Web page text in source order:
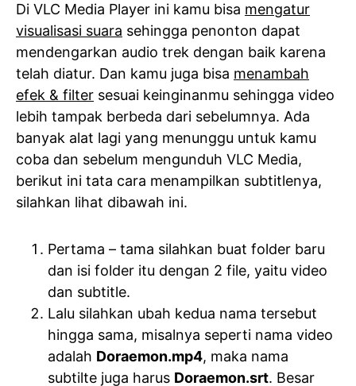
Di VLC Media Player ini kamu bisa mengatur
visualisasi suara sehingga penonton dapat
mendengarkan audio trek dengan baik karena
telah diatur. Dan kamu juga bisa menambah
efek & filter sesuai keinginanmu sehingga video
lebih tampak berbeda dari sebelumnya. Ada
banyak alat lagi yang menunggu untuk kamu
coba dan sebelum mengunduh VLC Media,
berikut ini tata cara menampilkan subtitlenya,
silahkan lihat dibawah ini.
Pertama – tama silahkan buat folder baru
dan isi folder itu dengan 2 file, yaitu video
dan subtitle.
Lalu silahkan ubah kedua nama tersebut
hingga sama, misalnya seperti nama video
adalah Doraemon.mp4, maka nama
subtilte juga harus Doraemon.srt. Besar